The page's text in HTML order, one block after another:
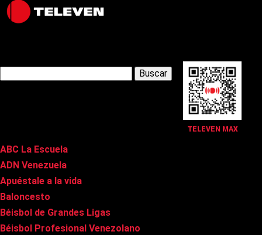
TELEVEN MAX
Latest Posts
ABC La Escuela
ADN Venezuela
Apuéstale a la vida
Baloncesto
Béisbol de Grandes Ligas
Béisbol Profesional Venezolano